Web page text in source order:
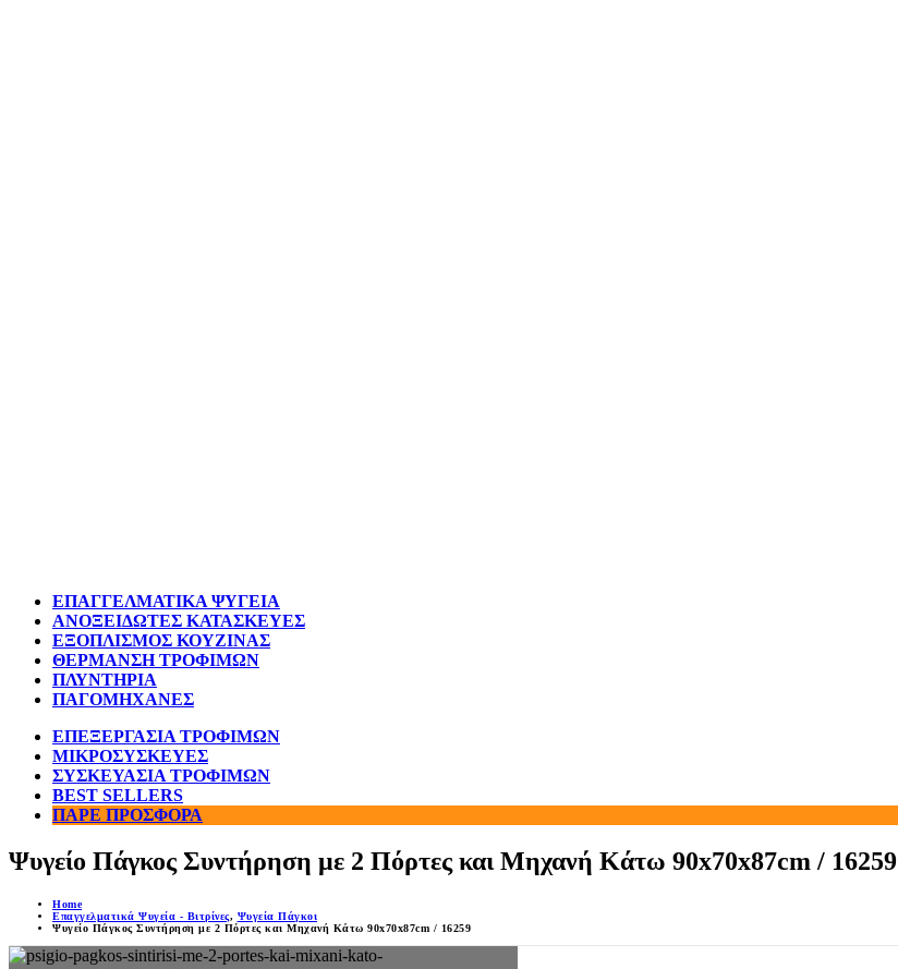
ΕΠΑΓΓΕΛΜΑΤΙΚΑ ΨΥΓΕΙΑ
ΑΝΟΞΕΙΔΩΤΕΣ ΚΑΤΑΣΚΕΥΕΣ
ΕΞΟΠΛΙΣΜΟΣ ΚΟΥΖΙΝΑΣ
ΘΕΡΜΑΝΣΗ ΤΡΟΦΙΜΩΝ
ΠΛΥΝΤΗΡΙΑ
ΠΑΓΟΜΗΧΑΝΕΣ
ΕΠΕΞΕΡΓΑΣΙΑ ΤΡΟΦΙΜΩΝ
ΜΙΚΡΟΣΥΣΚΕΥΕΣ
ΣΥΣΚΕΥΑΣΙΑ ΤΡΟΦΙΜΩΝ
BEST SELLERS
ΠΑΡΕ ΠΡΟΣΦΟΡΑ
Ψυγείο Πάγκος Συντήρηση με 2 Πόρτες και Μηχανή Κάτω 90x70x87cm / 16259
Home
Επαγγελματικά Ψυγεία - Βιτρίνες, Ψυγεία Πάγκοι
Ψυγείο Πάγκος Συντήρηση με 2 Πόρτες και Μηχανή Κάτω 90x70x87cm / 16259